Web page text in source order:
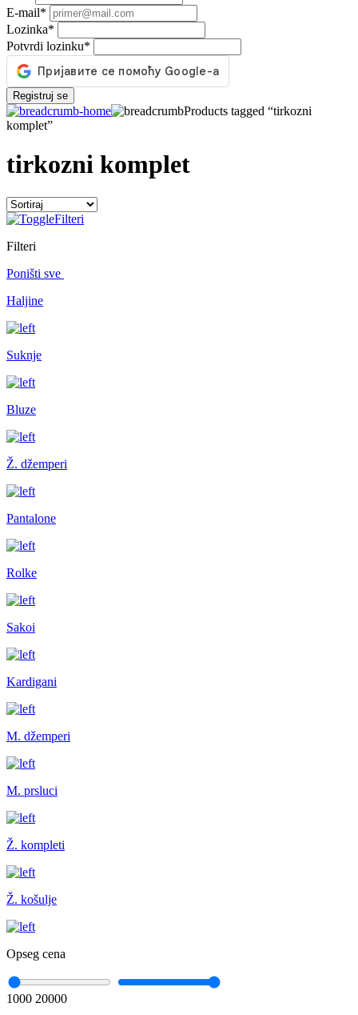
E-mail*
Lozinka*
Potvrdi lozinku*
Registruj se
Products tagged “tirkozni
komplet”
tirkozni komplet
Filteri
Filteri
Poništi sve
Haljine
Suknje
Bluze
Ž. džemperi
Pantalone
Rolke
Sakoi
Kardigani
M. džemperi
M. prsluci
Ž. kompleti
Ž. košulje
Opseg cena
1000 20000